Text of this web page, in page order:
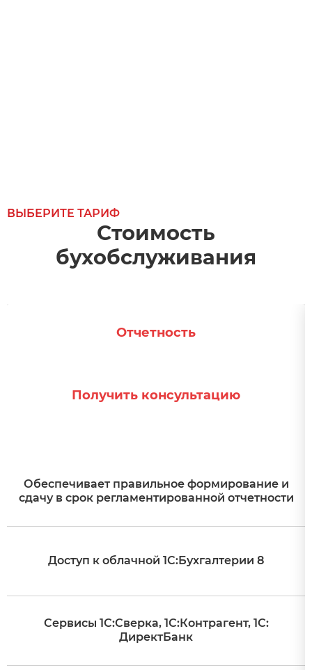
ВЫБЕРИТЕ ТАРИФ
Стоимость
бухобслуживания
Отчетность
Получить консультацию
Обеспечивает правильное формирование и
сдачу в срок регламентированной отчетности
Доступ к облачной 1С:Бухгалтерии 8
Сервисы 1С:Сверка, 1С:Контрагент, 1С:
ДиректБанк